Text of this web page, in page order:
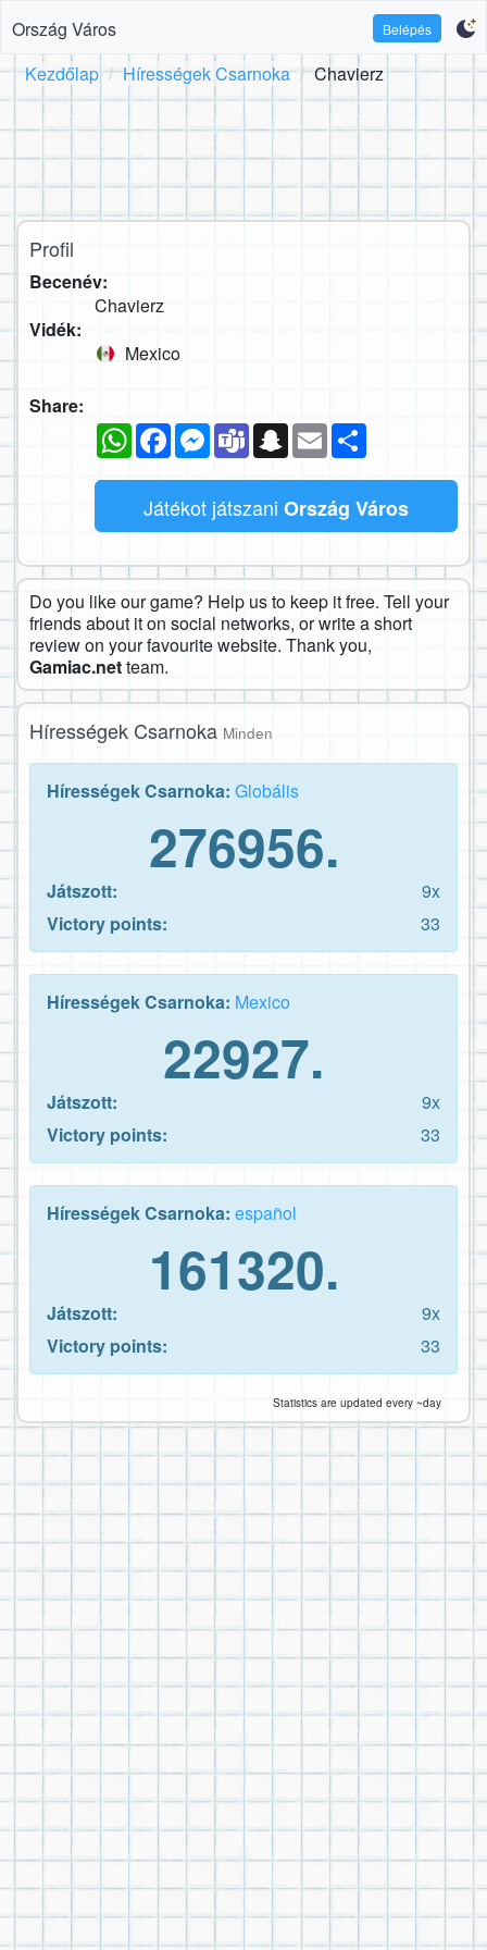
Ország Város Belépés
Kezdőlap Hírességek Csarnoka Chavierz
Profil
Becenév:
Chavierz
Vidék:
Mexico
Share:
WhatsAppFacebookMessenger
TeamsSnapchat
Email
Játékot játszani Ország Város
Do you like our game? Help us to keep it free. Tell your
friends about it on social networks, or write a short
review on your favourite website. Thank you,
Gamiac.netteam.
Hírességek Csarnoka Minden
Hírességek Csarnoka: Globális
276956.
Játszott:
9x
Victory points:
33
Hírességek Csarnoka: Mexico
22927.
Játszott:
9x
Victory points:
33
Hírességek Csarnoka: español
161320.
Játszott:
9x
Victory points:
33
Statistics are updated every ~day